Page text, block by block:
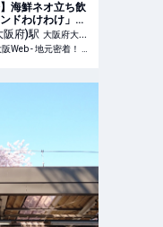
】海鮮ネオ立ち飲
ドわけわけ」誕
阪府)駅 大阪府大阪
リビング大阪Web - 地元密着！ 大阪市、堺市、北摂エリア、京阪沿線ほかのグルメ、イベント、お出かけ、習い事情報